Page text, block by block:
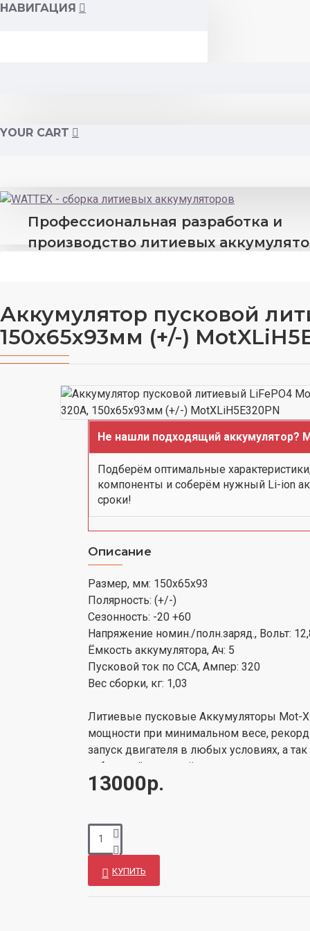
НАВИГАЦИЯ
YOUR CART
Профессиональная разработка и
производство литиевых
Аккумулятор пусковой
150x65x93мм (+/-)
Не нашли подходящий аккумулятор?
Подберём оптимальные
компоненты и соберём нужный Li-ion
сроки!
Описание
Размер, мм: 150x65x93
Полярность: (+/-)
Сезонность: -20 +60
Напряжение номин./полн.заряд., Вольт:
Ёмкость аккумулятора, Ач: 5
Пусковой ток по CCA, Ампер: 320
Вес сборки, кг: 1,03
Литиевые пусковые Аккумуляторы Mot-
мощности при минимальном весе,
запуск двигателя в любых условиях, а
гибридной, кроме тёплого времени года,
Эти аккумуляторы работают на морозе
отличный пусковой ток, что делает их
Аккумуляторы можно использовать в
тряски и вибраций. Каждый аккумулятор
блоком управления, который
Срок службы 10-15 лет ( 2500 циклов).
13000р.
КУПИТЬ